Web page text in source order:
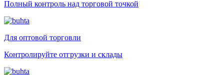
Полный контроль над торговой точкой
Для оптовой торговли
Контролируйте отгрузки и склады